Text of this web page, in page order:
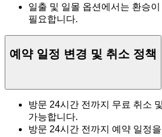
일출 및 일몰 옵션에서는 환승이
필요합니다.
예약 일정 변경 및 취소 정책
방문 24시간 전까지 무료 취소
가능합니다.
방문 24시간 전까지 예약 일정